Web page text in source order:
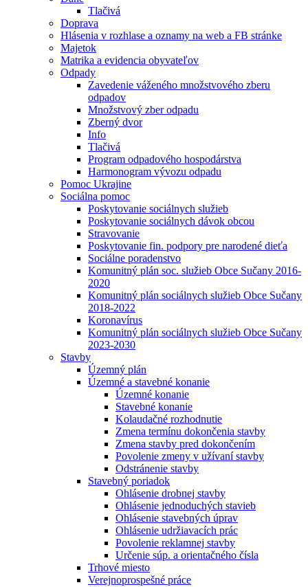
Tlačivá
Doprava
Hlásenia v rozhlase a oznamy na web a FB stránke
Majetok
Matrika a evidencia obyvateľov
Odpady
Zavedenie váženého množstvového zberu
odpadov
Množstvový zber odpadu
Zberný dvor
Info
Tlačivá
Program odpadového hospodárstva
Harmonogram vývozu odpadu
Pomoc Ukrajine
Sociálna pomoc
Poskytovanie sociálnych služieb
Poskytovanie sociálnych dávok obcou
Stravovanie
Poskytovanie fin. podpory pre narodené dieťa
Sociálne poradenstvo
Komunitný plán soc. služieb Obce Sučany 2016-
2020
Komunitný plán sociálnych služieb Obce Sučany
2018-2022
Koronavírus
Komunitný plán sociálnych služieb Obce Sučany
2023-2030
Stavby
Územný plán
Územné a stavebné konanie
Územné konanie
Stavebné konanie
Kolaudačné rozhodnutie
Zmena termínu dokončenia stavby
Zmena stavby pred dokončením
Povolenie zmeny v užívaní stavby
Odstránenie stavby
Stavebný poriadok
Ohlásenie drobnej stavby
Ohlásenie jednoduchých stavieb
Ohlásenie stavebných úprav
Ohlásenie udržiavacích prác
Povolenie reklamnej stavby
Určenie súp. a orientačného čísla
Trhové miesto
Verejnoprospešné práce